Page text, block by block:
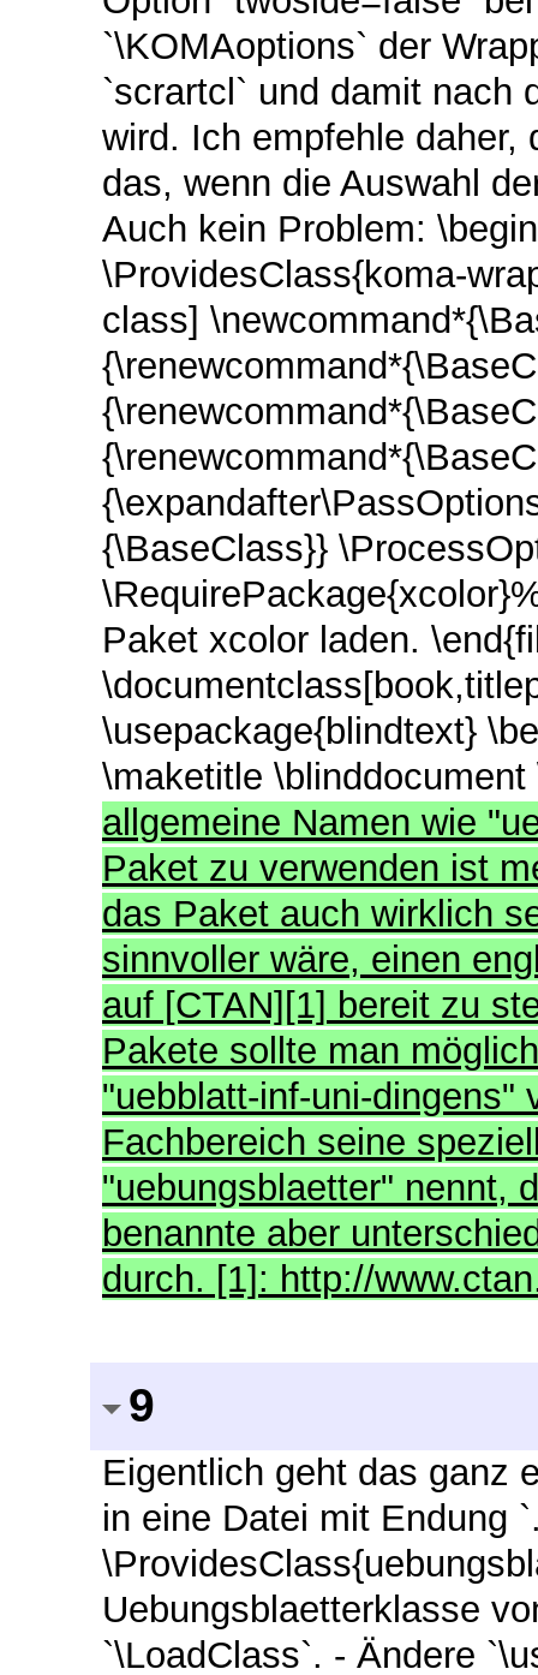
`\KOMAoptions` der
`scrartcl` und damit nach
wird. Ich empfehle daher,
das, wenn die Auswahl
Auch kein Problem:
\ProvidesClass{koma-
class]
{\BaseClass}}
Paket xcolor laden.
\usepackage{blindtext}
\maketitle
allgemeine Namen wie
Paket zu verwenden ist
das Paket auch wirklich
sinnvoller wäre, einen
auf [CTAN][1] bereit zu
Pakete sollte man
"uebblatt-inf-uni-dingens"
Fachbereich seine
"uebungsblaetter" nennt,
benannte aber
durch. [1]: http://
9
Eigentlich geht das ganz
in eine Datei mit Endung
Uebungsblaetterklasse
`\LoadClass`. - Ändere